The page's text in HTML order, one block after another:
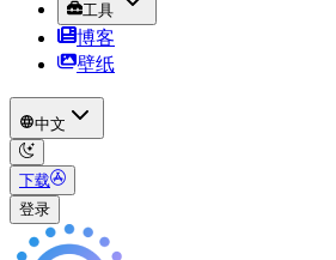
工具
博客
壁纸
中文
下载
登录